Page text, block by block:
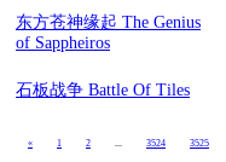
东方苍神缘起 The Genius
of Sappheiros
石板战争 Battle Of Tiles
« 1 2 ... 3524 3525